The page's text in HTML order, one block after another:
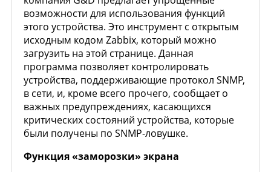
возможности для использования функций
этого устройства. Это инструмент с открытым
исходным кодом Zabbix, который можно
загрузить на этой странице. Данная
программа позволяет контролировать
устройства, поддерживающие протокол SNMP,
в сети, и, кроме всего прочего, сообщает о
важных предупреждениях, касающихся
критических состояний устройства, которые
были получены по SNMP-ловушке.
Функция «заморозки» экрана